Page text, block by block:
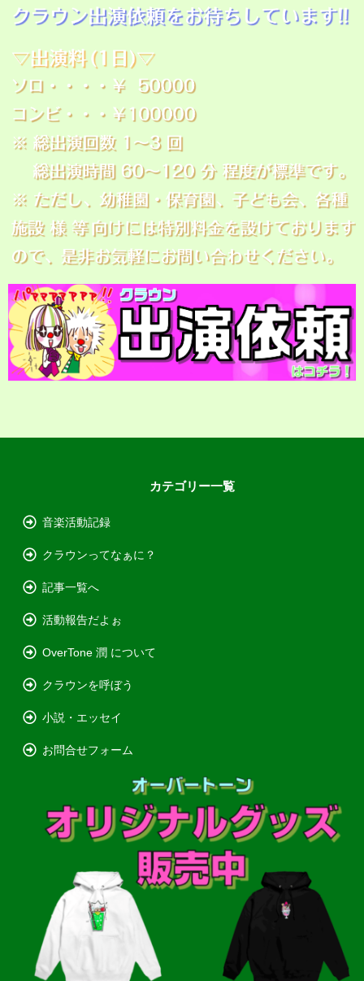
カテゴリー一覧
音楽活動記録
クラウンってなぁに？
記事一覧へ
活動報告だよぉ
OverTone 潤 について
クラウンを呼ぼう
小説・エッセイ
お問合せフォーム